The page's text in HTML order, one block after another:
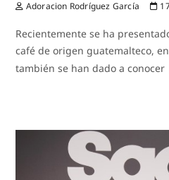
Adoracion Rodríguez García
Recientemente se ha
café de origen guatemalteco,
también se han dado a conocer